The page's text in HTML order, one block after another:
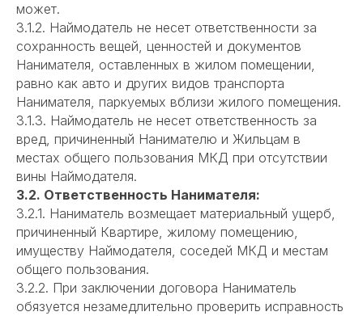
может.
3.1.2. Наймодатель не несет ответственности за
сохранность вещей, ценностей и документов
Нанимателя, оставленных в жилом помещении,
равно как авто и других видов транспорта
Нанимателя, паркуемых вблизи жилого помещения.
3.1.3. Наймодатель не несет ответственность за
вред, причиненный Нанимателю и Жильцам в
местах общего пользования МКД при отсутствии
вины Наймодателя.
3.2. Ответственность Нанимателя:
3.2.1. Наниматель возмещает материальный ущерб,
причиненный Квартире, жилому помещению,
имуществу Наймодателя, соседей МКД и местам
общего пользования.
3.2.2. При заключении договора Наниматель
обязуется незамедлительно проверить исправность